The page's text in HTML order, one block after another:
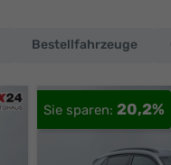
Bestellfahrzeuge
20,2%